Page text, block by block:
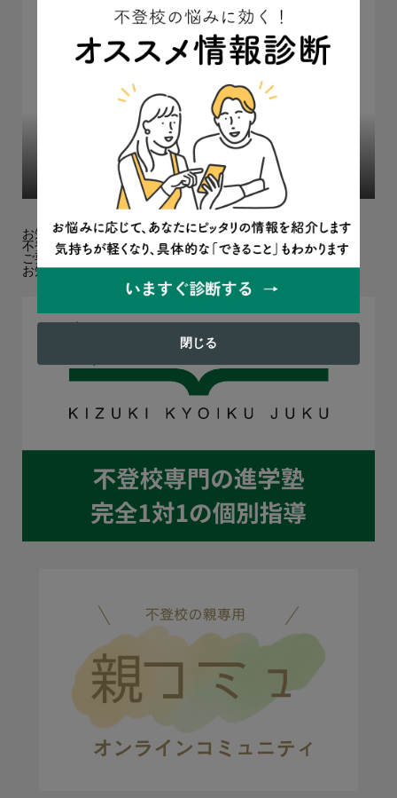
「不登校は親子で幸せになるチャンス」仕事人間だった
父親が変われた3つのきっかけ
保護者の体験談
お知らせ
不登校オンラインへのお問い合わせについて
ご要望・ご感想フォームを設置しました！
お知らせ欄を追加しました
閉じる